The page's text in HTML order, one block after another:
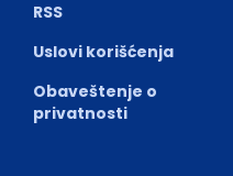
RSS
Uslovi korišćenja
Obaveštenje o
privatnosti